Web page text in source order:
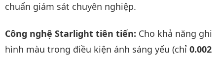
chuẩn giám sát chuyên nghiệp.
Công nghệ Starlight tiên tiến: Cho khả năng ghi
hình màu trong điều kiện ánh sáng yếu (chỉ 0.002